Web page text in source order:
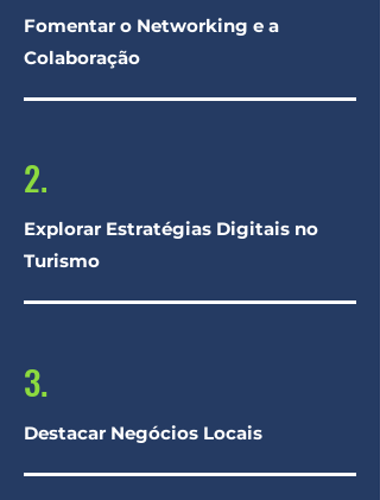
Fomentar o Networking e a
Colaboração
2.
Explorar Estratégias Digitais no
Turismo
3.
Destacar Negócios Locais